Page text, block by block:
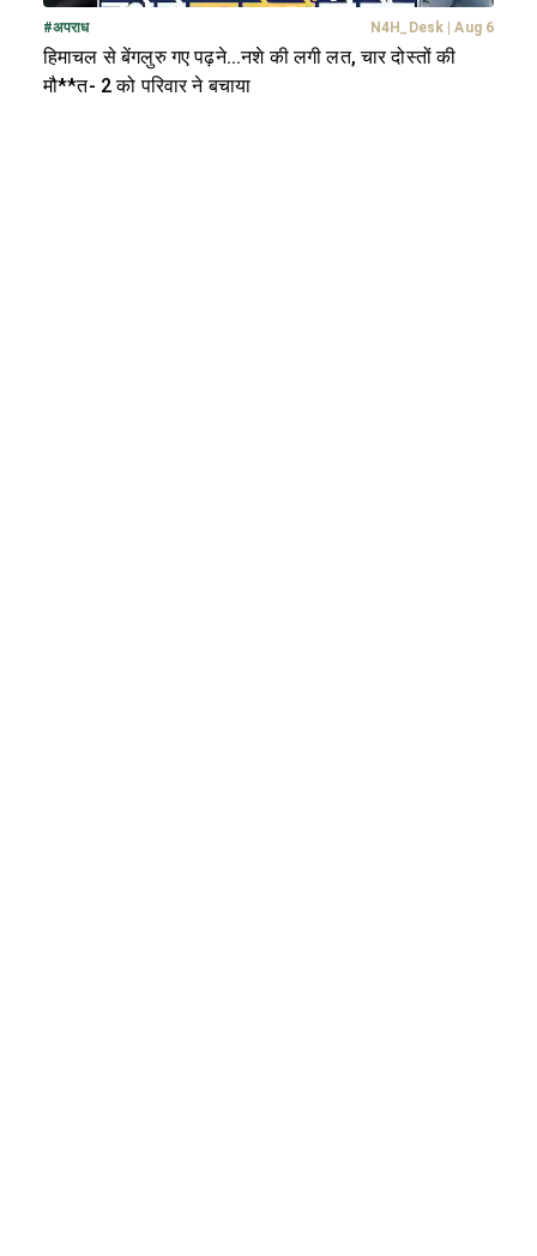
#अपराध N4H_Desk | Aug 6
हिमाचल से बेंगलुरु गए पढ़ने...नशे की लगी लत, चार दोस्तों की
मौ**त- 2 को परिवार ने बचाया